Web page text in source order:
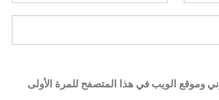
وموقع الويب في هذا المتصفح للمرة الأولى